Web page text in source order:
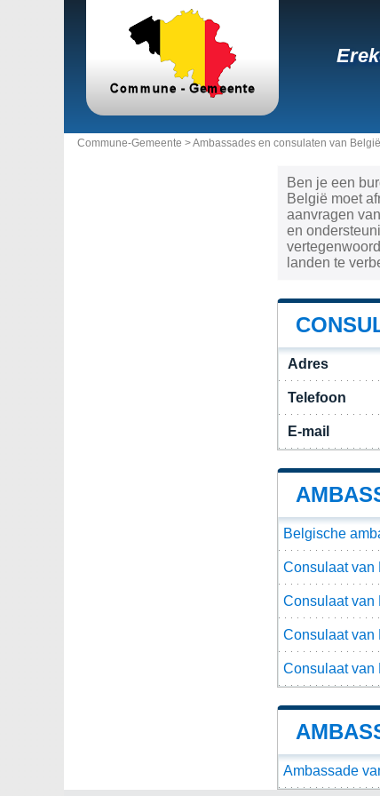
Commune-Gemeente >Ambassades en consulaten van
Ben je een
België moet
aanvragen
en
landen te
Adres
Telefoon
E-mail
Belgische
Consulaat van
Consulaat van
Consulaat van
Consulaat van
Ambassade